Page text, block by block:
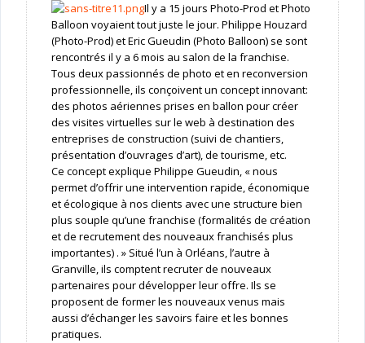
Il y a 15 jours Photo-Prod et Photo
Balloon voyaient tout juste le jour. Philippe Houzard
(Photo-Prod) et Eric Gueudin (Photo Balloon) se sont
rencontrés il y a 6 mois au salon de la franchise.
Tous deux passionnés de photo et en reconversion
professionnelle, ils conçoivent un concept innovant:
des photos aériennes prises en ballon pour créer
des visites virtuelles sur le web à destination des
entreprises de construction (suivi de chantiers,
présentation d’ouvrages d’art), de tourisme, etc.
Ce concept explique Philippe Gueudin, « nous
permet d’offrir une intervention rapide, économique
et écologique à nos clients avec une structure bien
plus souple qu’une franchise (formalités de création
et de recrutement des nouveaux franchisés plus
importantes) . » Situé l’un à Orléans, l’autre à
Granville, ils comptent recruter de nouveaux
partenaires pour développer leur offre. Ils se
proposent de former les nouveaux venus mais
aussi d’échanger les savoirs faire et les bonnes
pratiques.